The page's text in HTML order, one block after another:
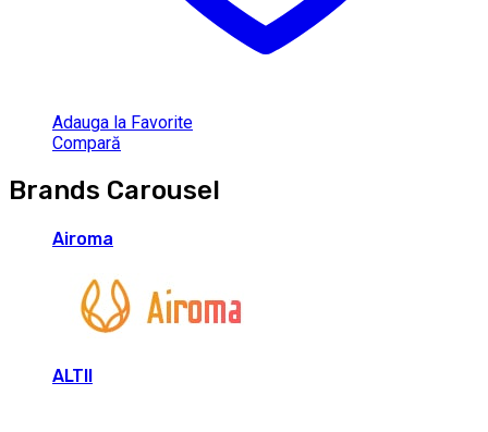
Adauga la Favorite
Compară
Brands Carousel
Airoma
ALTII